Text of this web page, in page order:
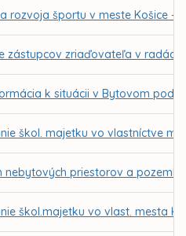
rozvoja športu v meste Košice -
zástupcov zriaďovateľa v
k situácii v Bytovom
škol. majetku vo vlastníctve
nebytových priestorov a
škol.majetku vo vlast. mesta